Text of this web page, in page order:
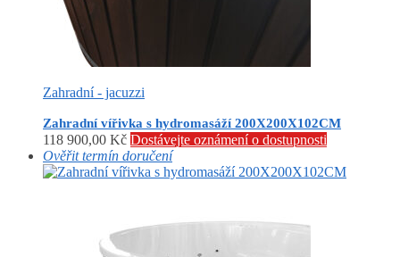
Zahradní - jacuzzi
Zahradní vířivka s hydromasáží 200X200X102CM
118 900,00 Kč Dostávejte oznámení o dostupnosti
Ověřit termín doručení